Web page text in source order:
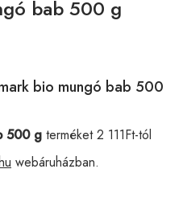
bab 500 g
bio mungó bab 500
500 g terméket 2 111Ft-tól
webáruházban.